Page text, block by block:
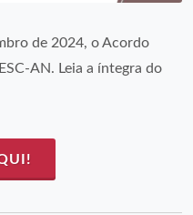
de 2024, o Acordo
AN. Leia a íntegra do